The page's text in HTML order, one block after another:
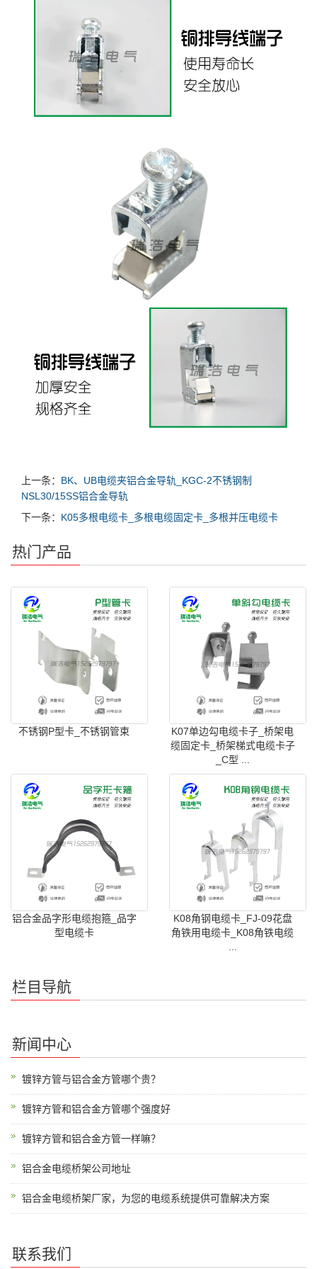
上一条： BK、UB电缆夹铝合金导轨_KGC-2不锈钢制
NSL30/15SS铝合金导轨
下一条： K05多根电缆卡_多根电缆固定卡_多根并压电缆卡
热门产品
不锈钢P型卡_不锈钢管束
K07单边勾电缆卡子_桥架电
缆固定卡_桥架梯式电缆卡子
_C型 ...
铝合金品字形电缆抱箍_品字
型电缆卡
K08角钢电缆卡_FJ-09花盘
角铁用电缆卡_K08角铁电缆
...
栏目导航
新闻中心
镀锌方管与铝合金方管哪个贵？
镀锌方管和铝合金方管哪个强度好
镀锌方管和铝合金方管一样嘛？
铝合金电缆桥架公司地址
铝合金电缆桥架厂家，为您的电缆系统提供可靠解决方案
联系我们